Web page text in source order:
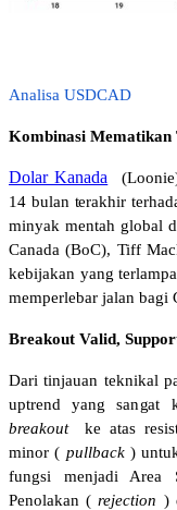
Analisa USDCAD
Kombinasi Mematikan
Dolar Kanada
14 bulan terakhir
minyak mentah global
Canada (BoC), Tiff
kebijakan yang
memperlebar jalan bagi
Breakout Valid,
Dari tinjauan teknikal
breakout
ke atas
minor ( pullback )
fungsi menjadi Area
Penolakan ( rejection )